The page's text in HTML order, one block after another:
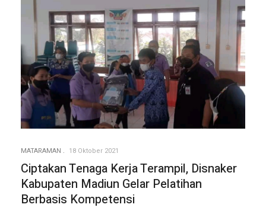
MATARAMAN 18 Oktober 2021
Ciptakan Tenaga Kerja Terampil, Disnaker
Kabupaten Madiun Gelar Pelatihan
Berbasis Kompetensi